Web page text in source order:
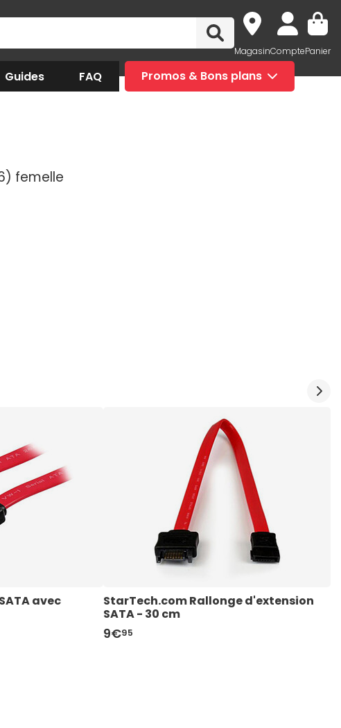
MagasinComptePanier
Guides FAQ Promos & Bons plans
femelle
avec
StarTech.com Rallonge d'extension
SATA - 30 cm
9€95